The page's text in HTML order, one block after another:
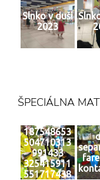
Slnko v duši
2023
ŠPECIÁLNA
187548653
504710313
991433
325415911
551717438